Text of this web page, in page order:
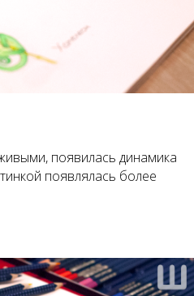
появилась динамика
появлялась более